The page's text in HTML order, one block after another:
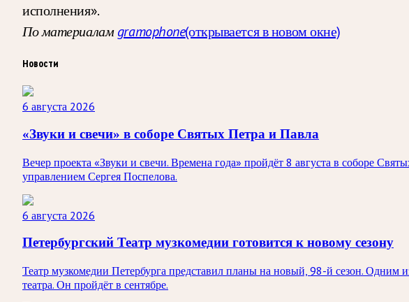
исполнения».
По материаламgramophone(открывается в новом окне)
Новости
6 августа 2026
«Звуки и свечи» в соборе Святых Петра и Павла
Вечер проекта «Звуки и свечи. Времена года» пройдёт 8 августа в соборе
управлением Сергея Поспелова.
6 августа 2026
Петербургский Театр музкомедии готовится к новому сезону
Театр музкомедии Петербурга представил планы на новый, 98-й сезон. Одним
театра. Он пройдёт в сентябре.